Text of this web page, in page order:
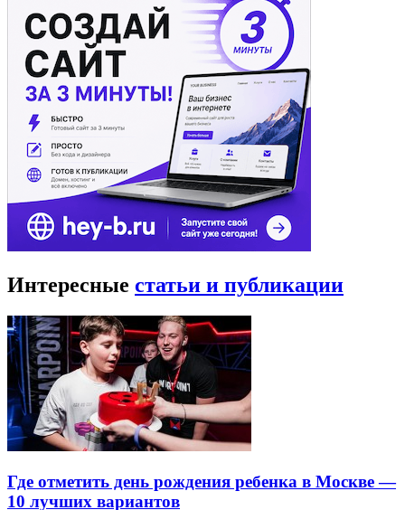
Интересные статьи и публикации
Где отметить день рождения ребенка в Москве —
10 лучших вариантов